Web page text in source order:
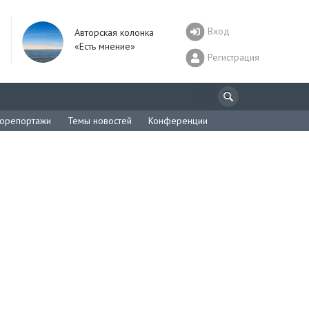
Авторская колонка
«Есть мнение»
Вход
Регистрация
Темы новостей Конференции